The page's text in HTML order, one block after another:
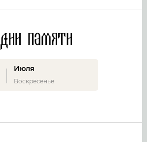
Дни памяти
Июля
Воскресенье